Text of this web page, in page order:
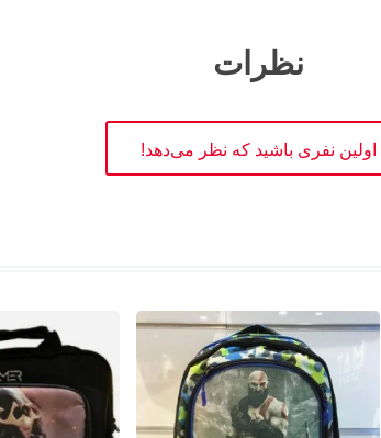
نظرات
اولین نفری باشید که نظر می‌دهد!